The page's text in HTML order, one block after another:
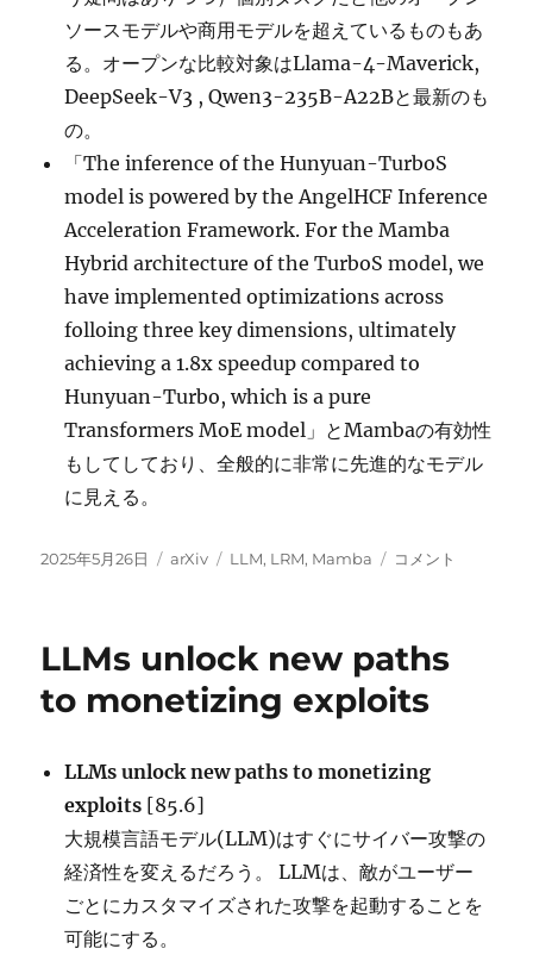
ソースモデルや商用モデルを超えているものもあ
る。オープンな比較対象はLlama-4-Maverick,
DeepSeek-V3 , Qwen3-235B-A22Bと最新のも
の。
「The inference of the Hunyuan-TurboS
model is powered by the AngelHCF Inference
Acceleration Framework. For the Mamba
Hybrid architecture of the TurboS model, we
have implemented optimizations across
folloing three key dimensions, ultimately
achieving a 1.8x speedup compared to
Hunyuan-Turbo, which is a pure
Transformers MoE model」とMambaの有効性
もしてしており、全般的に非常に先進的なモデル
に見える。
投
2025年5月26日
カ
ー
arXiv
タ
LLM, LRM, Mamba
Hunyuan-
Language
Models
through
Synergy
Adaptive
of-
Thought に
コメント
LLMs unlock new paths
to monetizing exploits
LLMs unlock new paths to monetizing
exploits [85.6]
大規模言語モデル(LLM)はすぐにサイバー攻撃の
経済性を変えるだろう。 LLMは、敵がユーザー
ごとにカスタマイズされた攻撃を起動することを
可能にする。